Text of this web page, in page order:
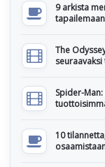
9 arkista
The
Spider-
10